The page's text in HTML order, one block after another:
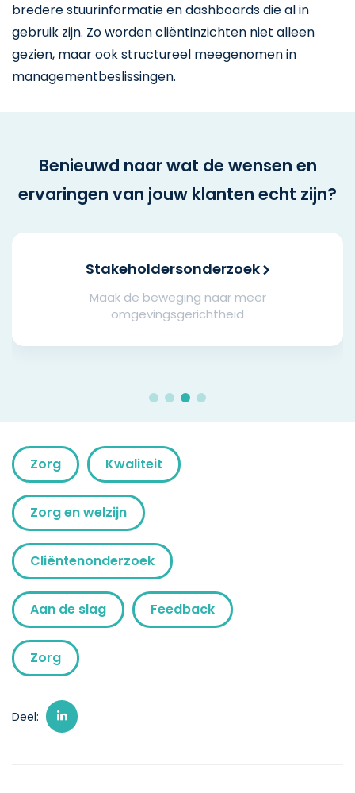
bredere stuurinformatie en dashboards die al in
gebruik zijn. Zo worden cliëntinzichten niet alleen
gezien, maar ook structureel meegenomen in
managementbeslissingen.
Benieuwd naar wat de wensen en
ervaringen van jouw klanten echt zijn?
Stakeholdersonderzoek
Maak de beweging naar meer
omgevingsgerichtheid
Zorg Kwaliteit
Zorg en welzijn
Cliëntenonderzoek
Aan de slag Feedback
Zorg
Deel: